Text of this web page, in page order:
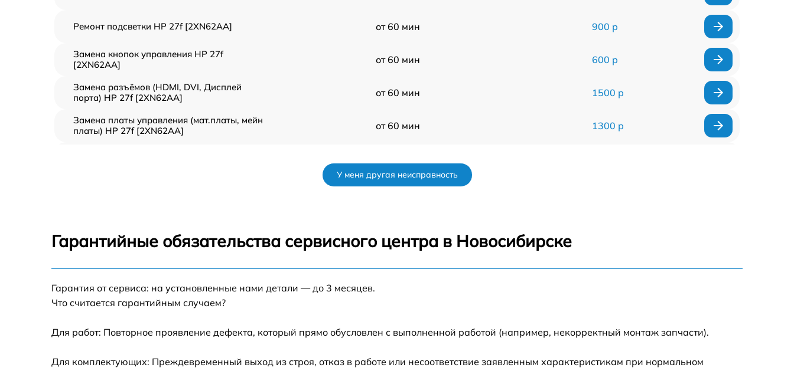
Ремонт подсветки HP 27f [2XN62AA] от 60 мин 900 р
Замена кнопок управления HP 27f
[2XN62AA]
от 60 мин 600 р
Замена разъёмов (HDMI, DVI, Дисплей
порта) HP 27f [2XN62AA]
от 60 мин 1500 р
Замена платы управления (мат.платы, мейн
платы) HP 27f [2XN62AA]
от 60 мин 1300 р
Замена блока питания HP 27f [2XN62AA]
[2XN62AA]
У меня другая неисправность
Гарантийные обязательства сервисного центра в Новосибирске
Гарантия от сервиса: на установленные нами детали — до 3 месяцев.
Что считается гарантийным случаем?
Для работ: Повторное проявление дефекта, который прямо обусловлен с выполненной работой (например, некорректный монтаж запчасти).
Для комплектующих: Преждевременный выход из строя, отказ в работе или несоответствие заявленным характеристикам при нормальном